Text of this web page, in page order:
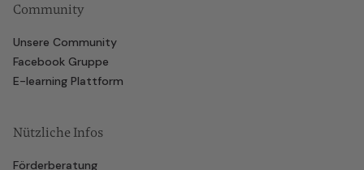
Community
Unsere Community
Facebook Gruppe
E-learning Plattform
Nützliche Infos
Förderberatung